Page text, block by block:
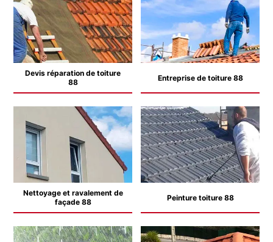
Devis réparation de toiture
88
Entreprise de toiture 88
Nettoyage et ravalement de
façade 88
Peinture toiture 88